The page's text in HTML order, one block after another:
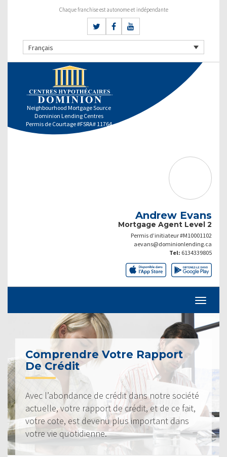
Chaque franchise est autonome et indépendante
Français
Neighbourhood Mortgage Source
Dominion Lending Centres
Permis de Courtage #FSRA# 11764
Andrew Evans
Mortgage Agent Level 2
Permis d’initiateur #M10001102
aevans@dominionlending.ca
Tel: 6134339805
Comprendre Votre Rapport
De Crédit
Avec l’abondance de crédit dans notre société
actuelle, votre rapport de crédit, et de ce fait,
votre cote, est devenu plus important dans
votre vie quotidienne.